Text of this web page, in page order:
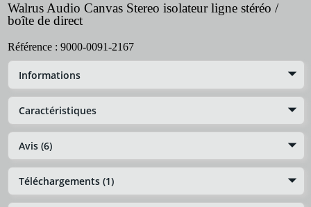
Walrus Audio Canvas Stereo isolateur ligne stéréo /
boîte de direct
Référence : 9000-0091-2167
Informations
Caractéristiques
Avis (6)
Téléchargements (1)